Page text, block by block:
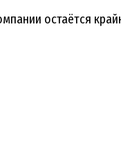
остаётся